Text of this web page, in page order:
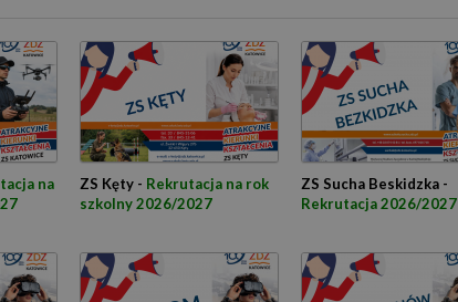
na
ZS Kęty - Rekrutacja na rok
szkolny 2026/2027
ZS Sucha Beskidzka -
Rekrutacja 2026/2027